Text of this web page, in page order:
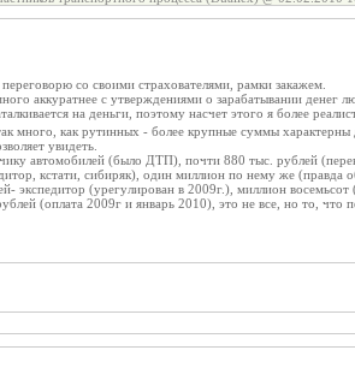
со своими страхователями, рамки закажем.
аккуратнее с утверждениями о зарабатывании денег
на деньги, поэтому насчет этого я более
много, как рутинных - более крупные суммы характерны
увидеть.
автомобилей (было ДТП), почти 880 тыс. рублей
кстати, сибиряк), один миллион по нему же (правда
экспедитор (урегулирован в 2009г.), миллион
(оплата 2009г и январь 2010), это не все, но то, что